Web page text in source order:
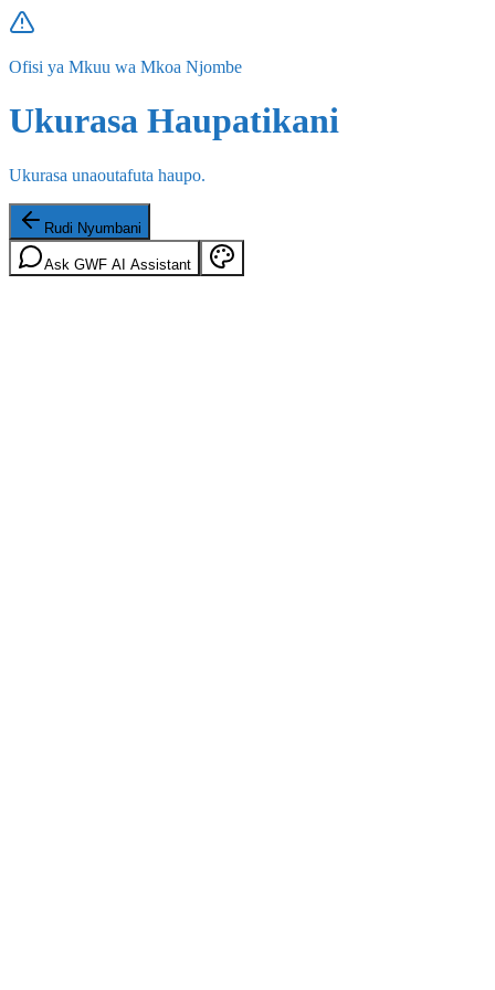
Ofisi ya Mkuu wa Mkoa Njombe
Ukurasa Haupatikani
Ukurasa unaoutafuta haupo.
Rudi Nyumbani
Ask GWF AI Assistant